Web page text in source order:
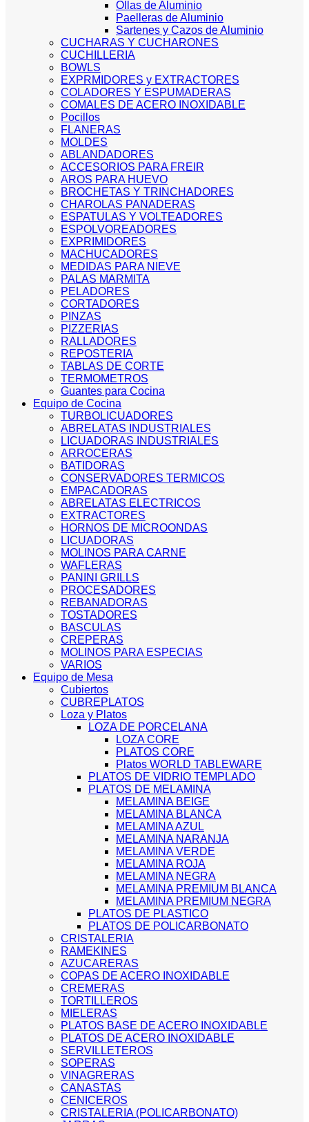
Ollas de Aluminio
Paelleras de Aluminio
Sartenes y Cazos de Aluminio
CUCHARAS Y CUCHARONES
CUCHILLERIA
BOWLS
EXPRMIDORES y EXTRACTORES
COLADORES Y ESPUMADERAS
COMALES DE ACERO INOXIDABLE
Pocillos
FLANERAS
MOLDES
ABLANDADORES
ACCESORIOS PARA FREIR
AROS PARA HUEVO
BROCHETAS Y TRINCHADORES
CHAROLAS PANADERAS
ESPATULAS Y VOLTEADORES
ESPOLVOREADORES
EXPRIMIDORES
MACHUCADORES
MEDIDAS PARA NIEVE
PALAS MARMITA
PELADORES
CORTADORES
PINZAS
PIZZERIAS
RALLADORES
REPOSTERIA
TABLAS DE CORTE
TERMOMETROS
Guantes para Cocina
Equipo de Cocina
TURBOLICUADORES
ABRELATAS INDUSTRIALES
LICUADORAS INDUSTRIALES
ARROCERAS
BATIDORAS
CONSERVADORES TERMICOS
EMPACADORAS
ABRELATAS ELECTRICOS
EXTRACTORES
HORNOS DE MICROONDAS
LICUADORAS
MOLINOS PARA CARNE
WAFLERAS
PANINI GRILLS
PROCESADORES
REBANADORAS
TOSTADORES
BASCULAS
CREPERAS
MOLINOS PARA ESPECIAS
VARIOS
Equipo de Mesa
Cubiertos
CUBREPLATOS
Loza y Platos
LOZA DE PORCELANA
LOZA CORE
PLATOS CORE
Platos WORLD TABLEWARE
PLATOS DE VIDRIO TEMPLADO
PLATOS DE MELAMINA
MELAMINA BEIGE
MELAMINA BLANCA
MELAMINA AZUL
MELAMINA NARANJA
MELAMINA VERDE
MELAMINA ROJA
MELAMINA NEGRA
MELAMINA PREMIUM BLANCA
MELAMINA PREMIUM NEGRA
PLATOS DE PLASTICO
PLATOS DE POLICARBONATO
CRISTALERIA
RAMEKINES
AZUCARERAS
COPAS DE ACERO INOXIDABLE
CREMERAS
TORTILLEROS
MIELERAS
PLATOS BASE DE ACERO INOXIDABLE
PLATOS DE ACERO INOXIDABLE
SERVILLETEROS
SOPERAS
VINAGRERAS
CANASTAS
CENICEROS
CRISTALERIA (POLICARBONATO)